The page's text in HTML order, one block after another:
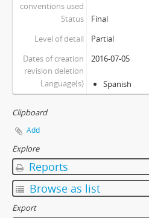
conventions used
Status
Final
Level of detail
Partial
Dates of creation
revision deletion
2016-07-05
Language(s) Spanish
Clipboard
Add
Explore
Reports
Browse as list
Export